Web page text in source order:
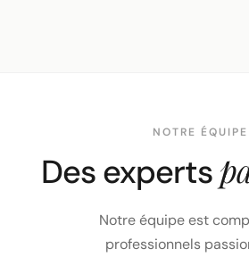
NOTRE ÉQUIPE
Des experts
Notre équipe est
professionnels